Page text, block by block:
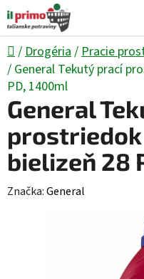
Prejsť na obsah
Domov
/ Drogéria / Pracie
/ General Tekutý prací
PD, 1400ml
General
bielizeň 28
Značka:General